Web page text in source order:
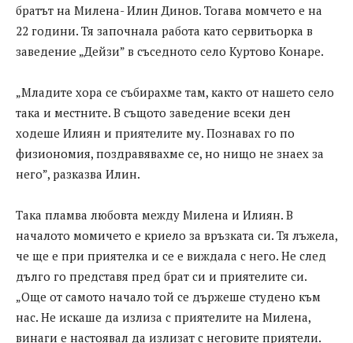
братът на Милена- Илин Динoв. Тогава момчето е на
22 години. Тя започнала работа като сервитьорка в
заведение „Дейзи” в съседното село Куртово Конаре.
„Младите хора се събирахме там, както от нашето село
така и местните. В същото заведение всеки ден
ходеше Илиян и приятелите му. Познавах го по
физиономия, поздравявахме се, но нищо не знаех за
него”, разказва Илин.
Така пламва любовта между Милена и Илиян. В
началото момичето е криело за връзката си. Тя лъжела,
че ще е при приятелка и се е виждала с него. Не след
дълго го представя пред брат си и приятелите си.
„Още от самото начало той се държеше студено към
нас. Не искаше да излиза с приятелите на Милена,
винаги е настоявал да излизат с неговите приятели.